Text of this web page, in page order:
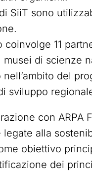
SiiT sono
coinvolge 11
musei di scienze
del
sviluppo
con ARPA
legate alla
obiettivo
dei